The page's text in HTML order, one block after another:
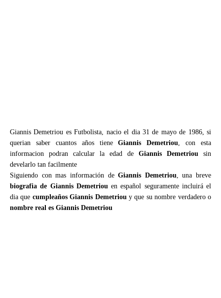
Giannis Demetriou es Futbolista, nacio el dia 31 de mayo de 1986, si
querian saber cuantos años tieneGiannis Demetriou, con esta
informacion podran calcular la edad de Giannis Demetriou sin
develarlo tan facilmente
Siguiendo con mas información deGiannis Demetriou, una breve
biografia de Giannis Demetriouen español seguramente incluirá el
dia que cumpleaños Giannis Demetriouy que su nombre verdadero o
nombre real es Giannis Demetriou